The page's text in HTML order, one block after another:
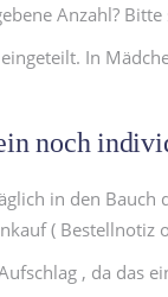
Anzahl?
In
noch
in den
(
, da das